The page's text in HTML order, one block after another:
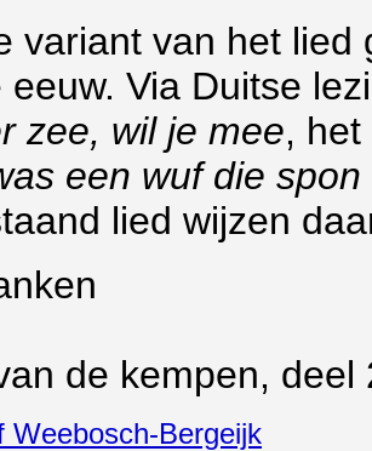
variant van het
eeuw. Via Duitse
zee, wil je mee,
een wuf die spon
lied wijzen
de kempen,
Weebosch-Bergeijk